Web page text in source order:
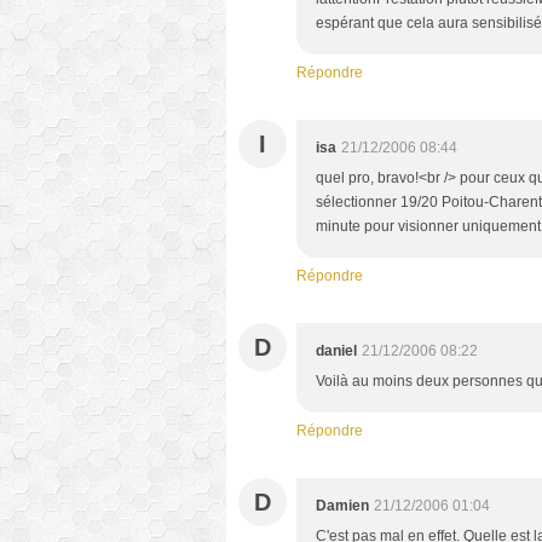
espérant que cela aura sensibilisé
Répondre
I isa 21/12/2006 08:44
quel pro, bravo!<br /> pour ceux
sélectionner 19/20 Poitou-
minute pour visionner
Répondre
D daniel 21/12/2006 08:22
Voilà au moins deux personnes
Répondre
D Damien 21/12/2006 01:04
C'est pas mal en effet. Quelle est